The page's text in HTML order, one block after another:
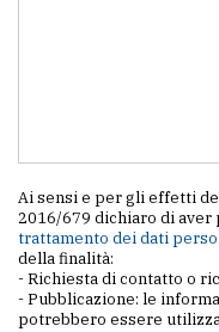
Ai sensi e per gli effetti
2016/679 dichiaro di aver
trattamento dei dati
della finalità:
- Richiesta di contatto o
- Pubblicazione: le
potrebbero essere